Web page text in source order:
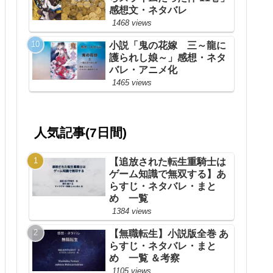
感想文・ネタバレ
1468 views
小説「鬼の花嫁 三～龍に
護られし娘～」感想・ネタ
バレ・アニメ化
1465 views
人気記事(7日間)
【追放された転生重騎士は
ゲーム知識で無双する】あ
らすじ・ネタバレ・まと
め 一覧
1384 views
【無職転生】小説版全巻 あ
らすじ・ネタバレ・まと
め 一覧 ＆考察
1105 views